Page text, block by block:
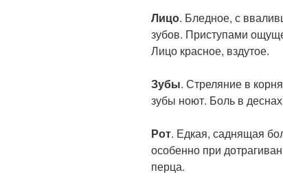
Лицо. Бледное, с
зубов. Приступами
Лицо красное, вздутое.
Зубы. Стреляние в
зубы ноют. Боль в
Рот. Едкая, саднящая
особенно при
перца.